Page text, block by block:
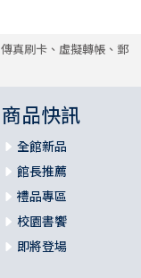
傳真刷卡、虛擬轉帳、郵
商品快訊
全館新品
館長推薦
禮品專區
校園書饗
即將登場